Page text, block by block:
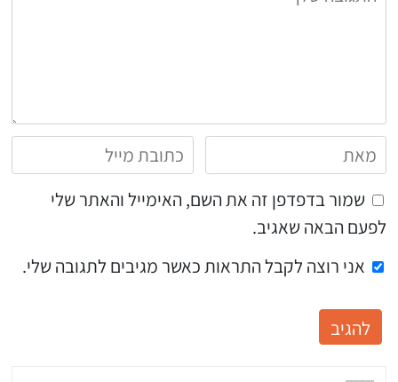
שמור בדפדפן זה את השם, האימייל והאתר שלי
לפעם הבאה שאגיב.
אני רוצה לקבל התראות כאשר מגיבים לתגובה שלי.